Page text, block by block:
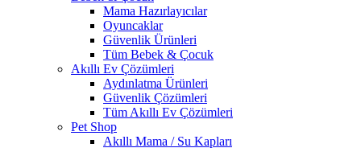
Mama Hazırlayıcılar
Oyuncaklar
Güvenlik Ürünleri
Tüm Bebek & Çocuk
Akıllı Ev Çözümleri
Aydınlatma Ürünleri
Güvenlik Çözümleri
Tüm Akıllı Ev Çözümleri
Pet Shop
Akıllı Mama / Su Kapları